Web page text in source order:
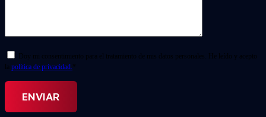
Doy mi consentimiento para el tratamiento de mis datos personales. He leído y acepto
la política de privacidad. *